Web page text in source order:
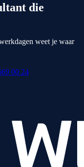
die
weet je waar
00 24